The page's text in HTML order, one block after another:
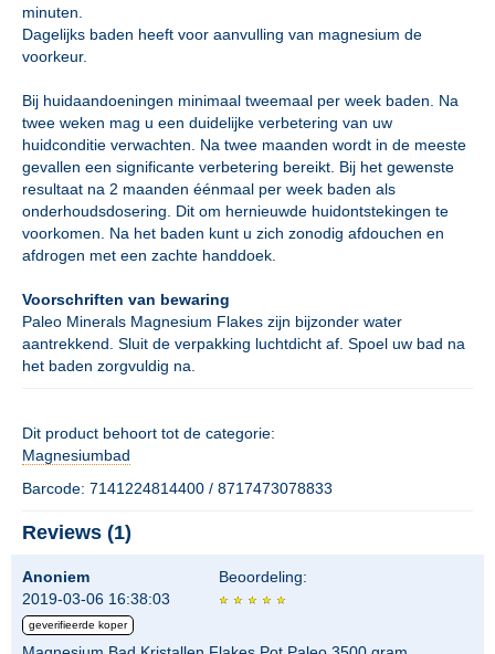
minuten.
Dagelijks baden heeft voor aanvulling van magnesium de
voorkeur.
Bij huidaandoeningen minimaal tweemaal per week baden. Na
twee weken mag u een duidelijke verbetering van uw
huidconditie verwachten. Na twee maanden wordt in de meeste
gevallen een significante verbetering bereikt. Bij het gewenste
resultaat na 2 maanden éénmaal per week baden als
onderhoudsdosering. Dit om hernieuwde huidontstekingen te
voorkomen. Na het baden kunt u zich zonodig afdouchen en
afdrogen met een zachte handdoek.
Voorschriften van bewaring
Paleo Minerals Magnesium Flakes zijn bijzonder water
aantrekkend. Sluit de verpakking luchtdicht af. Spoel uw bad na
het baden zorgvuldig na.
Dit product behoort tot de categorie:
Magnesiumbad
Barcode: 7141224814400 / 8717473078833
Reviews (1)
Anoniem
2019-03-06 16:38:03
geverifieerde koper
Beoordeling: